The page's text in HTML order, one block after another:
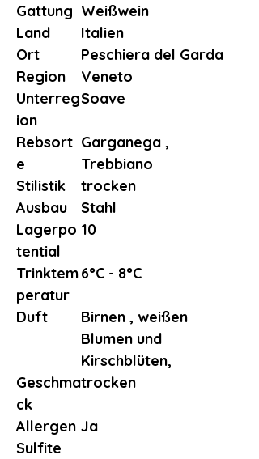
Gattung Weißwein
Land
Italien
Ort
Peschiera del Garda
Region
Veneto
Unterreg
ion
Soave
Rebsort
e
Garganega ,
Trebbiano
Stilistik
trocken
Ausbau
Stahl
Lagerpo
tential
10
Trinktem
peratur
6°C - 8°C
Duft
Birnen , weißen
Blumen und
Kirschblüten,
Geschma
ck
trocken
Allergen
Sulfite
Ja